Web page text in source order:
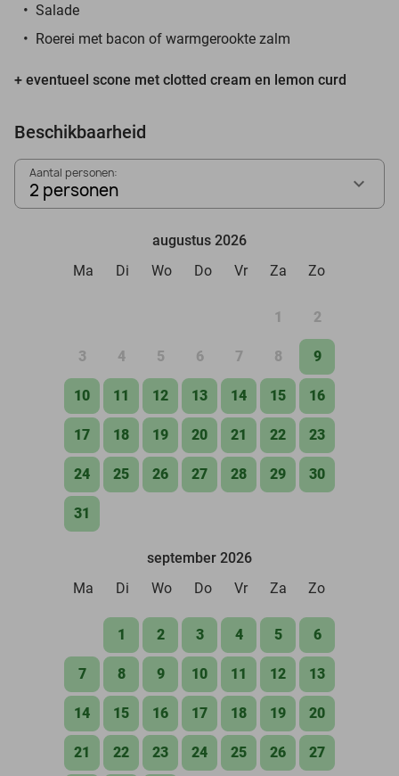
Salade
Roerei met bacon of warmgerookte zalm
+ eventueel scone met clotted cream en lemon curd
Beschikbaarheid
Aantal personen:
2 personen
augustus 2026
Ma
Di Wo Do Vr Za Zo
1 2
3 4 5 6 7 8 9
10 11 12 13 14 15 16
17 18 19 20 21 22 23
24 25 26 27 28 29 30
31
september 2026
Ma
Di Wo Do Vr Za Zo
1 2 3 4 5 6
7 8 9 10 11 12 13
14 15 16 17 18 19 20
21 22 23 24 25 26 27